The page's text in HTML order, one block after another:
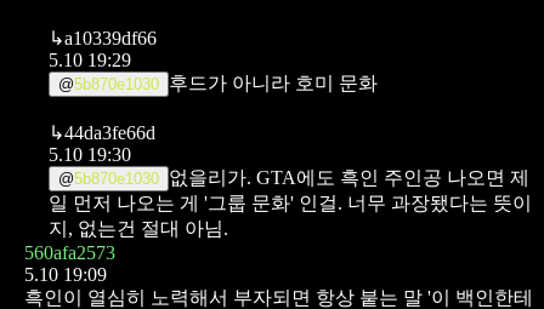
↳a10339df66
5.10 19:29
@5b870e1030 후드가 아니라 호미 문화
↳44da3fe66d
5.10 19:30
@5b870e1030 없을리가. GTA에도 흑인 주인공 나오면 제
일 먼저 나오는 게 '그룹 문화' 인걸. 너무 과장됐다는 뜻이
지, 없는건 절대 아님.
560afa2573
5.10 19:09
흑인이 열심히 노력해서 부자되면 항상 붙는 말 '이 백인한테